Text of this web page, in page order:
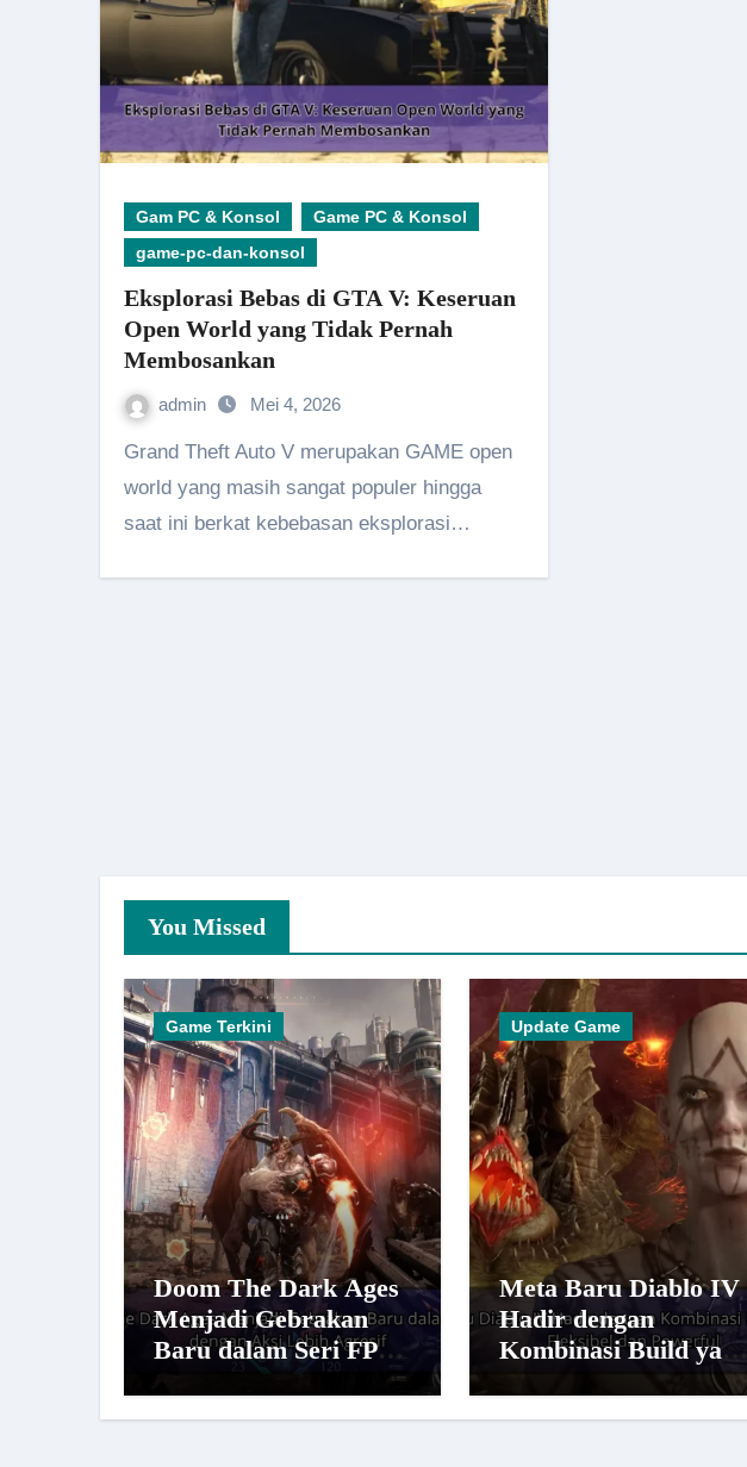
Gam PC & Konsol
Game PC & Konsol
game-pc-dan-konsol
Eksplorasi Bebas di GTA V: Keseruan
Open World yang Tidak Pernah
Membosankan
admin Mei 4, 2026
Grand Theft Auto V merupakan GAME open
world yang masih sangat populer hingga
saat ini berkat kebebasan eksplorasi…
You Missed
Game Terkini
Doom The Dark Ages
Menjadi Gebrakan
Baru dalam Seri FPS
dengan Aksi Lebih
Agresif
Update Game
Meta Baru Diablo IV
Hadir dengan
Kombinasi Build yang
Lebih Fleksibel dan
Powerful